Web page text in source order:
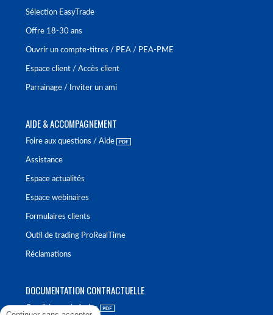
Sélection EasyTrade
Offre 18-30 ans
Ouvrir un compte-titres / PEA / PEA-PME
Espace client / Accès client
Parrainage / Inviter un ami
AIDE & ACCOMPAGNEMENT
Foire aux questions / Aide
Assistance
Espace actualités
Espace webinaires
Formulaires clients
Outil de trading ProRealTime
Réclamations
DOCUMENTATION CONTRACTUELLE
Conditions générales